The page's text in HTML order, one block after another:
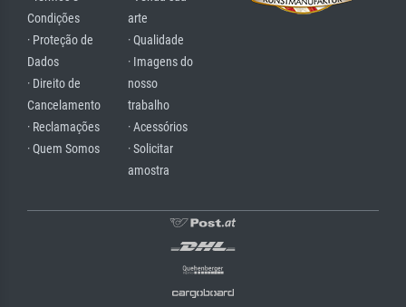
Condições
· Proteção de
Dados
· Direito de
Cancelamento
· Reclamações
· Quem Somos
arte
· Qualidade
· Imagens do
nosso
trabalho
· Acessórios
· Solicitar
amostra